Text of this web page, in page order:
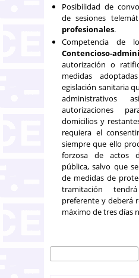
Posibilidad de
de sesiones
profesionales.
Competencia de
Contencioso-
autorización o
medidas
egislación sanitaria
autorizaciones
domicilios y
requiera el
siempre que ello
forzosa de actos
pública, salvo que
de medidas de
tramitación
preferente y deberá
máximo de tres días
Formulario de
Buscar